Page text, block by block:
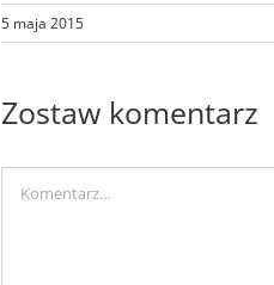
5 maja 2015
Zostaw komentarz